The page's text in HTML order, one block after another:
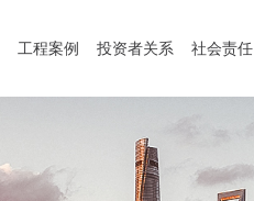
工程案例 投资者关系 社会责任